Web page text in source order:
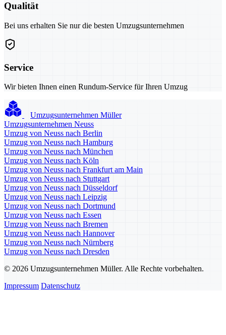
Qualität
Bei uns erhalten Sie nur die besten Umzugsunternehmen
Service
Wir bieten Ihnen einen Rundum-Service für Ihren Umzug
Umzugsunternehmen Müller
Umzugsunternehmen Neuss
Umzug von Neuss nach Berlin
Umzug von Neuss nach Hamburg
Umzug von Neuss nach München
Umzug von Neuss nach Köln
Umzug von Neuss nach Frankfurt am Main
Umzug von Neuss nach Stuttgart
Umzug von Neuss nach Düsseldorf
Umzug von Neuss nach Leipzig
Umzug von Neuss nach Dortmund
Umzug von Neuss nach Essen
Umzug von Neuss nach Bremen
Umzug von Neuss nach Hannover
Umzug von Neuss nach Nürnberg
Umzug von Neuss nach Dresden
© 2026 Umzugsunternehmen Müller. Alle Rechte vorbehalten.
Impressum Datenschutz